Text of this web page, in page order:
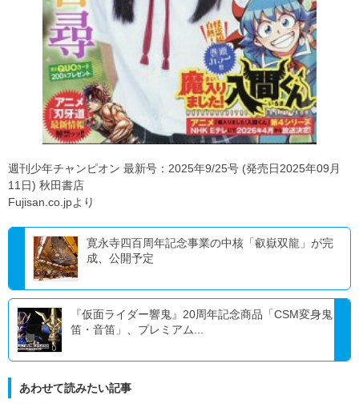
週刊少年チャンピオン 最新号：2025年9/25号 (発売日2025年09月
11日) 秋田書店
Fujisan.co.jpより
寛永寺四百周年記念事業の中核「叡嶽双龍」が完
成、公開予定
『仮面ライダー響鬼』20周年記念商品「CSM変身鬼
笛・音笛」、プレミアム...
あわせて読みたい記事